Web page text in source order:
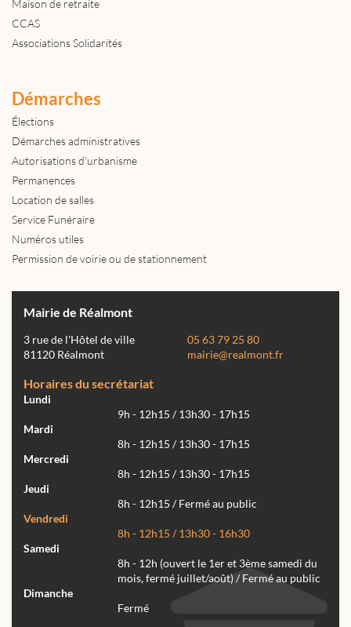
Maison de retraite
CCAS
Associations Solidarités
Démarches
Élections
Démarches administratives
Autorisations d'urbanisme
Permanences
Location de salles
Service Funéraire
Numéros utiles
Permission de voirie ou de stationnement
Mairie de Réalmont
3 rue de l'Hôtel de ville
81120 Réalmont
05 63 79 25 80
mairie@realmont.fr
Horaires du secrétariat
Lundi
9h - 12h15 / 13h30 - 17h15
Mardi
8h - 12h15 / 13h30 - 17h15
Mercredi
8h - 12h15 / 13h30 - 17h15
Jeudi
8h - 12h15 / Fermé au public
Vendredi
8h - 12h15 / 13h30 - 16h30
Samedi
8h - 12h (ouvert le 1er et 3ème samedi du
mois, fermé juillet/août) / Fermé au public
Dimanche
Fermé